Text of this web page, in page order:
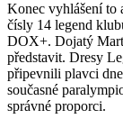
Konec vyhlášení to
čísly 14 legend
DOX+. Dojatý
představit. Dresy
připevnili plavci
současné
správné proporci.